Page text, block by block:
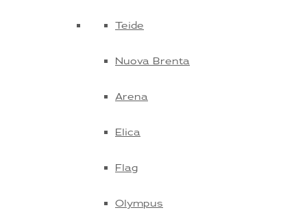
Teide
Nuova Brenta
Arena
Elica
Flag
Olympus